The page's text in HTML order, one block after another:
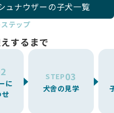
ュナウザーの子犬一覧
テップ
するまで
に
せ
STEP03
犬舎の見学